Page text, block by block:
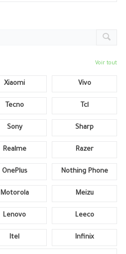
Voir tout
Xiaomi Vivo
Tecno Tcl
Sony Sharp
Realme Razer
OnePlus Nothing Phone
Motorola Meizu
Lenovo Leeco
Itel Infinix